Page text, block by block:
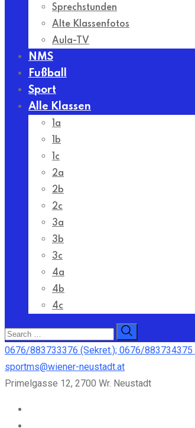
Sprechstunden
Alte Klassenfotos
Aula-TV
NMS
Fußball
Sport
Alle Klassen
1a
1b
1c
2a
2b
2c
3a
3b
3c
4a
4b
4c
0676/883733376 (Sekret.); 0676/883734375
sportms@wiener-neustadt.at
Primelgasse 12, 2700 Wr. Neustadt